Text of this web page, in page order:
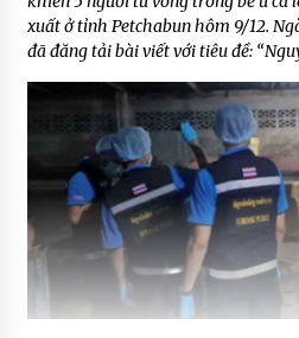
xuất ở tỉnh Petchabun hôm 9/12.
đã đăng tải bài viết với tiêu đề: